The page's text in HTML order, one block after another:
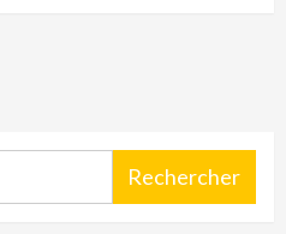
Rechercher